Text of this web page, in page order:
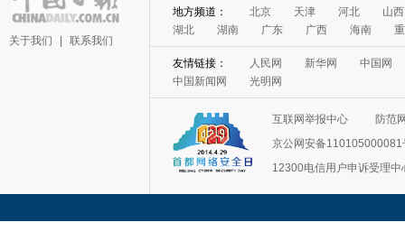
关于我们 联系我们
地方频道： 北京 天津 河北
山西
湖北
湖南 广东 广西 海南
友情链接： 人民网 新华网
中国网
中国新闻网
光明网
互联网举报中心
防范
京公网安备110105000081
12300电信用户申诉受理中